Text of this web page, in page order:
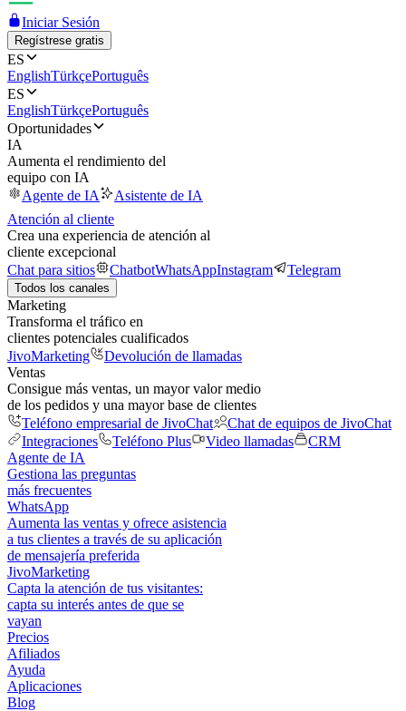
Iniciar Sesión
Regístrese gratis
ES
EnglishTürkçePortuguês
ES
EnglishTürkçePortuguês
Oportunidades
IA
Aumenta el rendimiento del
equipo con IA
Agente de IA
Asistente de IA
Atención al cliente
Crea una experiencia de atención al
cliente excepcional
Chat para sitios
ChatbotWhatsAppInstagram Telegram
Todos los canales
Marketing
Transforma el tráfico en
clientes potenciales cualificados
JivoMarketing
Devolución de llamadas
Ventas
Consigue más ventas, un mayor valor medio
de los pedidos y una mayor base de clientes
Teléfono empresarial de JivoChat
Chat de equipos de JivoChat
Integraciones
Teléfono Plus Video llamadas
CRM
Agente de IA
Gestiona las preguntas
más frecuentes
WhatsApp
Aumenta las ventas y ofrece asistencia
a tus clientes a través de su aplicación
de mensajería preferida
JivoMarketing
Capta la atención de tus visitantes:
capta su interés antes de que se
vayan
Precios
Afiliados
Ayuda
Aplicaciones
Blog